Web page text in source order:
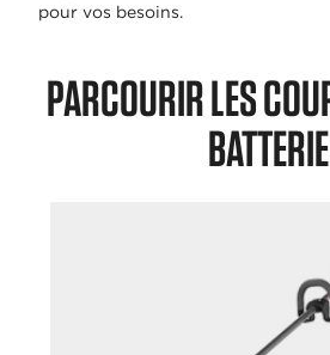
pour vos besoins.
PARCOURIR LES
BATTERIE